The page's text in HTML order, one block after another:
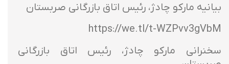
بیانیه مارکو چادژ، رئیس اتاق بازرگانی صربستان
https://we.tl/t-WZPvv3gVbM
سخنرانی مارکو چادژ، رئیس اتاق بازرگانی